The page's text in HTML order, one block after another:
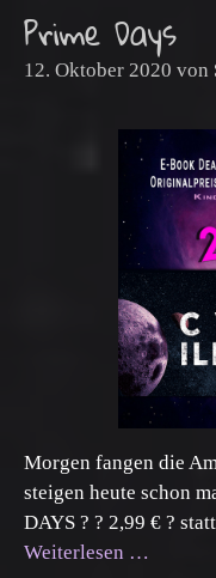
Prime Days
12. Oktober 2020 von
Morgen fangen die
steigen heute schon
DAYS ? ? 2,99 € ?
Weiterlesen …